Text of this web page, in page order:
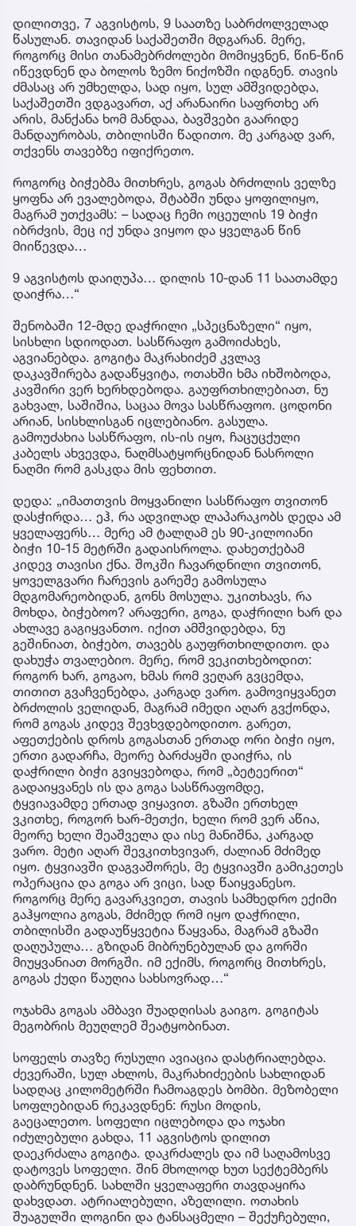
დილითვე, 7 აგვისტოს, 9 საათზე საბრძოლველად
წასულან. თავიდან საქაშეთში მდგარან. მერე,
როგორც მისი თანამებრძოლები მომიყვნენ, წინ-წინ
იწევდნენ და ბოლოს ზემო ნიქოზში იდგნენ. თავის
ძმასაც არ უმხელდა, სად იყო, სულ ამშვიდებდა,
საქაშეთში ვდგავართ, აქ არანაირი საფრთხე არ
არის, მანქანა ხომ მანდაა, ბავშვები გაარიდე
მანდაურობას, თბილისში წადითო. მე კარგად ვარ,
თქვენს თავებზე იფიქრეთო.
როგორც ბიჭებმა მითხრეს, გოგას ბრძოლის ველზე
ყოფნა არ ევალებოდა, შტაბში უნდა ყოფილიყო,
მაგრამ უთქვამს: – სადაც ჩემი ოცეულის 19 ბიჭი
იბრძვის, მეც იქ უნდა ვიყოო და ყველგან წინ
მიიწევდა…
9 აგვისტოს დაიღუპა… დილის 10-დან 11 საათამდე
დაიჭრა…“
შენობაში 12-მდე დაჭრილი „სპეცნაზელი“ იყო,
სისხლი სდიოდათ. სასწრაფო გამოიძახეს,
აგვიანებდა. გოგიტა მაკრახიძემ კვლავ
დაკავშირება გადაწყვიტა, ოთახში ხმა იხშობოდა,
კავშირი ვერ ხერხდებოდა. გაუფრთხილებიათ, ნუ
გახვალ, საშიშია, საცაა მოვა სასწრაფოო. ცოდონი
არიან, სისხლისგან იცლებიანო. გასულა.
გამოუძახია სასწრაფო, ის-ის იყო, ჩაცუცქული
კაბელს ახვევდა, ნაღმსატყორცნიდან ნასროლი
ნაღმი რომ გასკდა მის ფეხთით.
დედა: „იმათთვის მოყვანილი სასწრაფო თვითონ
დასჭირდა… ეჰ, რა ადვილად ლაპარაკობს დედა ამ
ყველაფერს… მერე ამ ტალღამ ეს 90-კილოიანი
ბიჭი 10-15 მეტრში გადაისროლა. დახეთქებამ
კიდევ თავისი ქნა. შოკში ჩავარდნილი თვითონ,
ყოველგვარი ჩარევის გარეშე გამოსულა
მდგომარეობიდან, გონს მოსულა. უკითხავს, რა
მოხდა, ბიჭებოო? არაფერი, გოგა, დაჭრილი ხარ და
ახლავე გაგიყვანთო. იქით ამშვიდებდა, ნუ
გეშინიათ, ბიჭებო, თავებს გაუფრთხილდითო. და
დახუჭა თვალებიო. მერე, რომ ვეკითხებოდით:
როგორ ხარ, გოგაო, ხმას რომ ვეღარ გვცემდა,
თითით გვაჩვენებდა, კარგად ვარო. გამოვიყვანეთ
ბრძოლის ველიდან, მაგრამ იმედი აღარ გვქონდა,
რომ გოგას კიდევ შევხვდებოდითო. გარეთ,
აფეთქების დროს გოგასთან ერთად ორი ბიჭი იყო,
ერთი გადარჩა, მეორე ბარძაყში დაიჭრა, ის
დაჭრილი ბიჭი გვიყვებოდა, რომ „ბეტეერით“
გადაიყვანეს ის და გოგა სასწრაფომდე,
ტყვიავამდე ერთად ვიყავით. გზაში ერთხელ
ვკითხე, როგორ ხარ-მეთქი, ხელი რომ ვერ აწია,
მეორე ხელი შეაშველა და ისე მანიშნა, კარგად
ვარო. მეტი აღარ შევკითხვივარ, ძალიან მძიმედ
იყო. ტყვიავში დაგვაშორეს, მე ტყვიავში გამიკეთეს
ოპერაცია და გოგა არ ვიცი, სად წაიყვანესო.
როგორც მერე გავარკვიეთ, თავის სამხედრო ექიმი
გაჰყოლია გოგას, მძიმედ რომ იყო დაჭრილი,
თბილისში გადაუწყვეტია წაყვანა, მაგრამ გზაში
დაღუპულა… გზიდან მიბრუნებულან და გორში
მიუყვანიათ მორგში. იმ ექიმს, როგორც მითხრეს,
გოგას ქუდი წაუღია სახსოვრად…“
ოჯახმა გოგას ამბავი შუადღისას გაიგო. გოგიტას
მეგობრის მეუღლემ შეატყობინათ.
სოფელს თავზე რუსული ავიაცია დასტრიალებდა.
ძევერაში, სულ ახლოს, მაკრახიძეების სახლიდან
სადღაც კილომეტრში ჩამოაგდეს ბომბი. მეზობელი
სოფლებიდან რეკავდნენ: რუსი მოდის,
გაეცალეთო. სოფელი იცლებოდა და ოჯახი
იძულებული გახდა, 11 აგვისტოს დილით
დაეკრძალა გოგიტა. დაკრძალეს და იმ საღამოსვე
დატოვეს სოფელი. შინ მხოლოდ ხუთ სექტემბერს
დაბრუნდნენ. სახლში ყველაფერი თავდაყირა
დახვდათ. ატრიალებული, აზელილი. ოთახის
შუაგულში ლოგინი და ტანსაცმელი – შექუჩებული,